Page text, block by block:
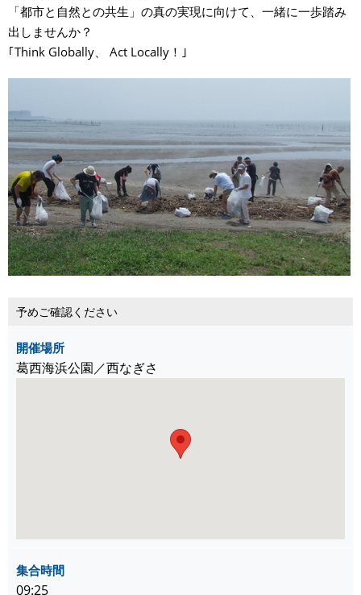
「都市と自然との共生」の真の実現に向けて、一緒に一歩踏み
出しませんか？
｢Think Globally、 Act Locally！｣
予めご確認ください
開催場所
葛西海浜公園／西なぎさ
集合時間
09:25